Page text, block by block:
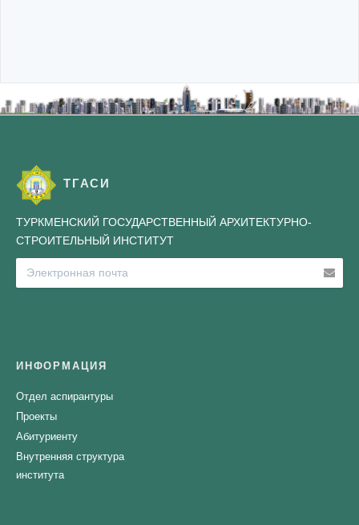
ТГАСИ
ТУРКМЕНСКИЙ ГОСУДАРСТВЕННЫЙ АРХИТЕКТУРНО-
СТРОИТЕЛЬНЫЙ ИНСТИТУТ
ИНФОРМАЦИЯ
Отдел аспирантуры
Проекты
Абитуриенту
Внутренняя структура
института